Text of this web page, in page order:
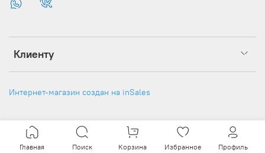
Клиенту
Интернет-магазин создан на inSales
Главная Поиск Корзина Избранное Профиль